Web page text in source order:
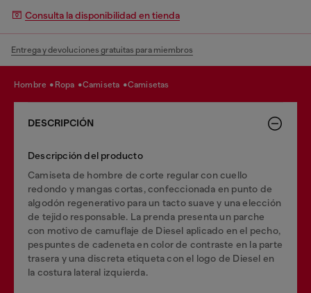
Consulta la disponibilidad en tienda
Entrega y devoluciones gratuitas para miembros
hombre ropa camiseta camisetas
DESCRIPCIÓN
Descripción del producto
Camiseta de hombre de corte regular con cuello
redondo y mangas cortas, confeccionada en punto de
algodón regenerativo para un tacto suave y una elección
de tejido responsable. La prenda presenta un parche
con motivo de camuflaje de Diesel aplicado en el pecho,
pespuntes de cadeneta en color de contraste en la parte
trasera y una discreta etiqueta con el logo de Diesel en
la costura lateral izquierda.